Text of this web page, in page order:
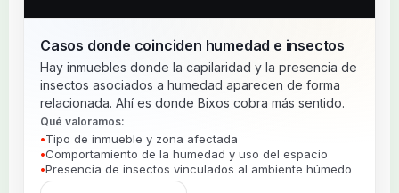
Casos donde coinciden humedad e insectos
Hay inmuebles donde la capilaridad y la presencia de
insectos asociados a humedad aparecen de forma
relacionada. Ahí es donde Bixos cobra más sentido.
Qué valoramos:
Tipo de inmueble y zona afectada
Comportamiento de la humedad y uso del espacio
Presencia de insectos vinculados al ambiente húmedo